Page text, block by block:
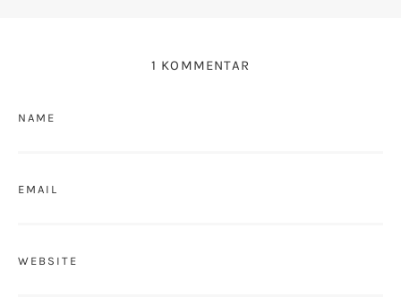
1 KOMMENTAR
NAME
EMAIL
WEBSITE